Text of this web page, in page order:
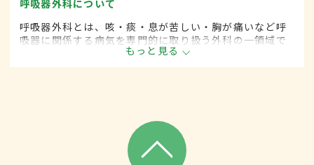
呼吸器外科について
呼吸器外科とは、咳・痰・息が苦しい・胸が痛いなど呼
吸器に関係する病気を専門的に取り扱う外科の一領域で
す。平成20年4月の制度改正前は、呼吸器科と呼ばれて
いました。
もっと見る